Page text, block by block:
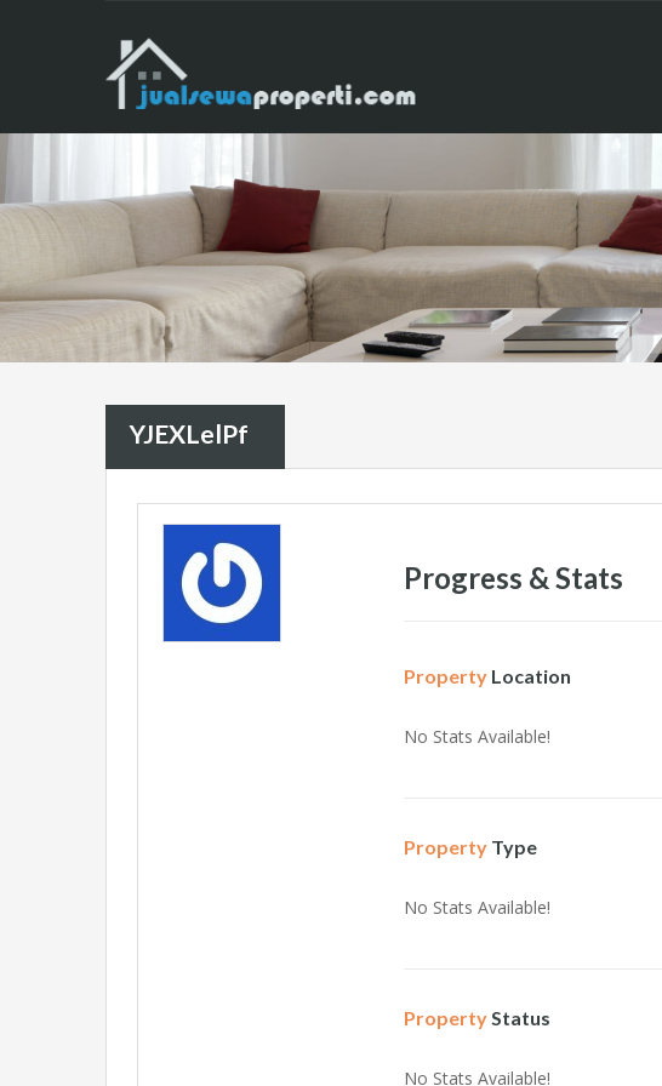
YJEXLelPf
Progress & Stats
PropertyLocation
No Stats Available!
PropertyType
No Stats Available!
PropertyStatus
No Stats Available!